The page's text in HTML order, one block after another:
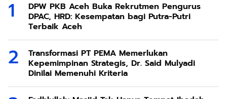
DPW PKB Aceh Buka Rekrutmen Pengurus
DPAC, HRD: Kesempatan bagi Putra-Putri
Terbaik Aceh
Transformasi PT PEMA Memerlukan
Kepemimpinan Strategis, Dr. Said Mulyadi
Dinilai Memenuhi Kriteria